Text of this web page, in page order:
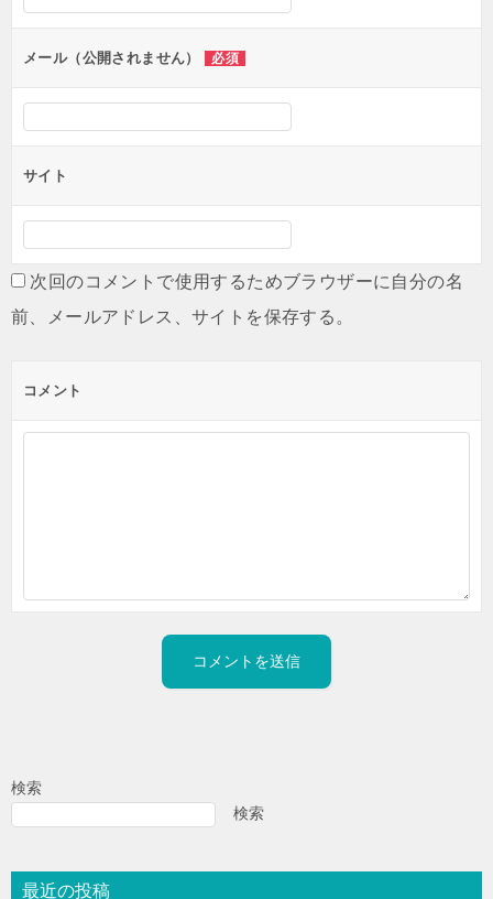
ンメール（公開されません） 必須
サイト
次回のコメントで使用するためブラウザーに自分の名
前、メールアドレス、サイトを保存する。
コメント
検索
検索
最近の投稿